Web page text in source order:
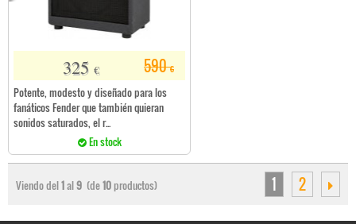
590€
325 €
Potente, modesto y diseñado para los
fanáticos Fender que también quieran
sonidos saturados, el r...
En stock
Viendo del1al9 (de10productos) 1 2